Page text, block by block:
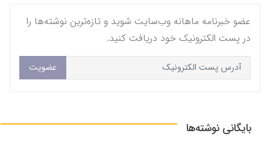
عضو خبرنامه ماهانه وب‌سایت شوید و تازه‌ترین نوشته‌ها را
در پست الکترونیک خود دریافت کنید.
عضویت
بایگانی نوشته‌ها